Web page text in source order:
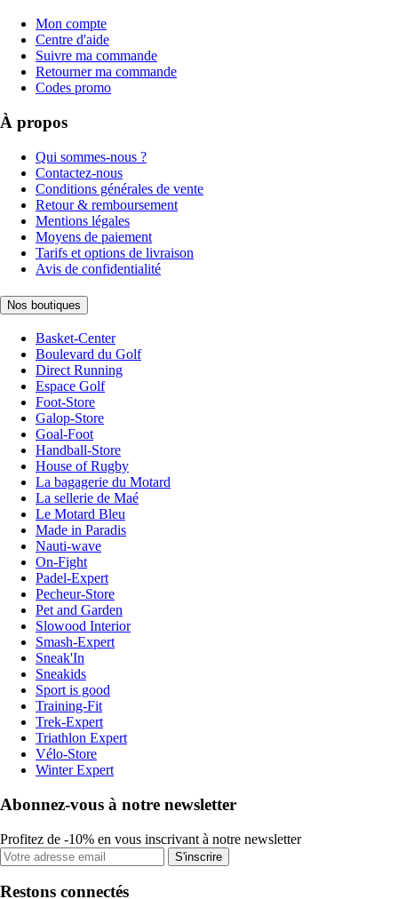
Mon compte
Centre d'aide
Suivre ma commande
Retourner ma commande
Codes promo
À propos
Qui sommes-nous ?
Contactez-nous
Conditions générales de vente
Retour & remboursement
Mentions légales
Moyens de paiement
Tarifs et options de livraison
Avis de confidentialité
Nos boutiques
Basket-Center
Boulevard du Golf
Direct Running
Espace Golf
Foot-Store
Galop-Store
Goal-Foot
Handball-Store
House of Rugby
La bagagerie du Motard
La sellerie de Maé
Le Motard Bleu
Made in Paradis
Nauti-wave
On-Fight
Padel-Expert
Pecheur-Store
Pet and Garden
Slowood Interior
Smash-Expert
Sneak'In
Sneakids
Sport is good
Training-Fit
Trek-Expert
Triathlon Expert
Vélo-Store
Winter Expert
Abonnez-vous à notre newsletter
Profitez de -10% en vous inscrivant à notre newsletter
S'inscrire
Restons connectés